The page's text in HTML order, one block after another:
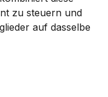
zu steuern und
auf dasselbe